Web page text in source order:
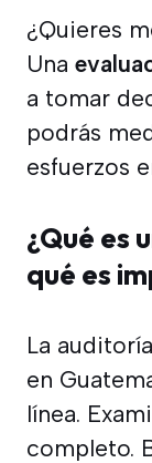
¿Quieres
Una
a tomar
podrás
esfuerzos
¿Qué es
qué es
La
en
línea.
completo.